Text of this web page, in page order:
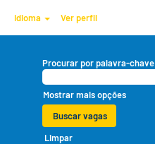
Idioma Ver perfil
Procurar por palavra-chave
Mostrar mais opções
Limpar